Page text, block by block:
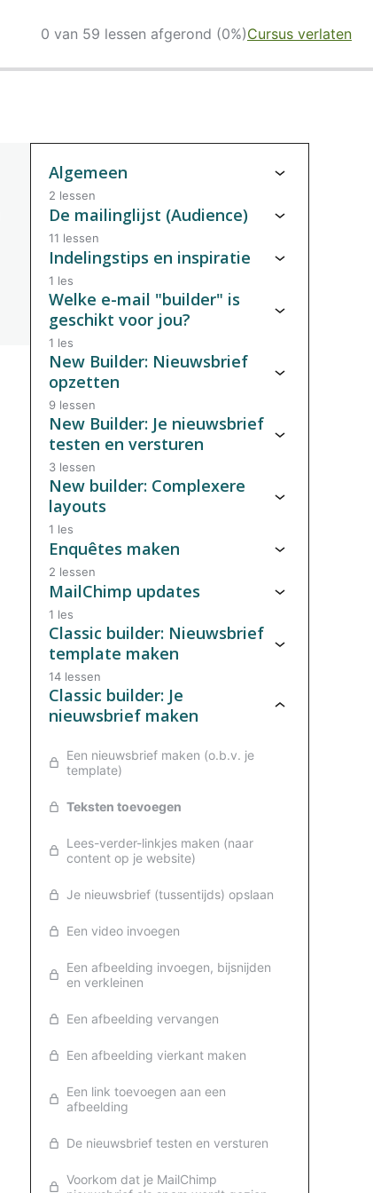
0 van 59 lessen afgerond (0%)Cursus verlaten
Algemeen
2 lessen
De mailinglijst (Audience)
11 lessen
Indelingstips en inspiratie
1 les
Welke e-mail "builder" is
geschikt voor jou?
1 les
New Builder: Nieuwsbrief
opzetten
9 lessen
New Builder: Je nieuwsbrief
testen en versturen
3 lessen
New builder: Complexere
layouts
1 les
Enquêtes maken
2 lessen
MailChimp updates
1 les
Classic builder: Nieuwsbrief
template maken
14 lessen
Classic builder: Je
nieuwsbrief maken
Een nieuwsbrief maken (o.b.v. je
template)
Teksten toevoegen
Lees-verder-linkjes maken (naar
content op je website)
Je nieuwsbrief (tussentijds) opslaan
Een video invoegen
Een afbeelding invoegen, bijsnijden
en verkleinen
Een afbeelding vervangen
Een afbeelding vierkant maken
Een link toevoegen aan een
afbeelding
De nieuwsbrief testen en versturen
Voorkom dat je MailChimp